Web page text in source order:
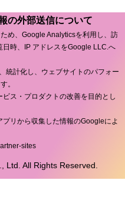
の外部送信について
め、Google Analyticsを利用し、訪
時、IP アドレスをGoogle LLC.へ
統計化し、ウェブサイトのパフォー
。
ス・プロダクトの改善を目的とし
プリから収集した情報のGoogleによ
sites
Ltd. All Rights Reserved.